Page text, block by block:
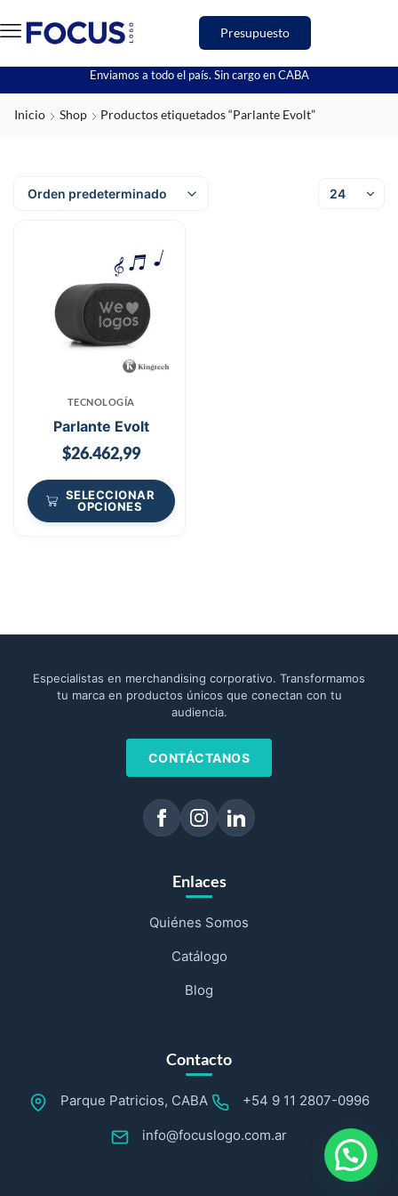
Presupuesto
Enviamos a todo el país. Sin cargo en CABA
Inicio Shop Productos etiquetados “Parlante Evolt”
TECNOLOGÍA
Parlante Evolt
$26.462,99
SELECCIONAR
OPCIONES
Especialistas en merchandising corporativo. Transformamos
tu marca en productos únicos que conectan con tu
audiencia.
CONTÁCTANOS
Enlaces
Quiénes Somos
Catálogo
Blog
Contacto
Parque Patricios, CABA +54 9 11 2807-0996
info@focuslogo.com.ar